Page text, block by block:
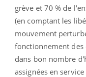
grève et 70 % de
(en comptant les
mouvement
fonctionnement des
dans bon nombre
assignées en